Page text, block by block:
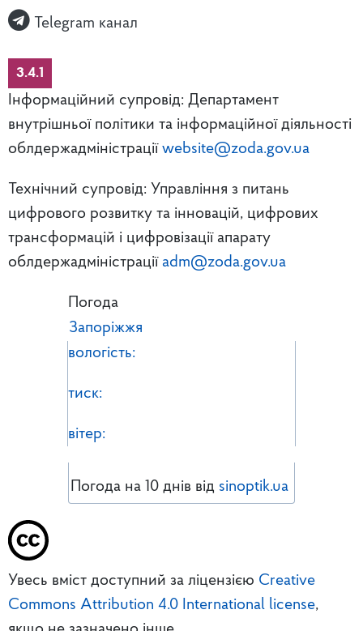
Telegram канал
3.4.1
Інформаційний супровід: Департамент
внутрішньої політики та інформаційної діяльності
облдержадміністрації website@zoda.gov.ua
Технічний супровід: Управління з питань
цифрового розвитку та інновацій, цифрових
трансформацій і цифровізації апарату
облдержадміністрації adm@zoda.gov.ua
Погода
Запоріжжя
вологість:
тиск:
вітер:
Погода на 10 днів від sinoptik.ua
Увесь вміст доступний за ліцензією Creative
Commons Attribution 4.0 International license,